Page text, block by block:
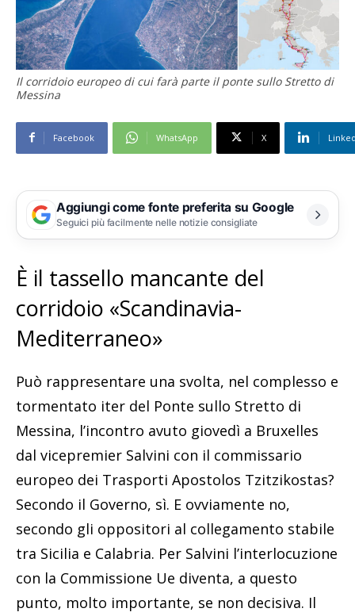
Il corridoio europeo di cui farà parte il ponte sullo Stretto di
Messina
Facebook WhatsApp X
Aggiungi come fonte preferita su Google
Seguici più facilmente nelle notizie consigliate
È il tassello mancante del
corridoio «Scandinavia-
Mediterraneo»
Può rappresentare una svolta, nel complesso e
tormentato iter del Ponte sullo Stretto di
Messina, l’incontro avuto giovedì a Bruxelles
dal vicepremier Salvini con il commissario
europeo dei Trasporti Apostolos Tzitzikostas?
Secondo il Governo, sì. E ovviamente no,
secondo gli oppositori al collegamento stabile
tra Sicilia e Calabria. Per Salvini l’interlocuzione
con la Commissione Ue diventa, a questo
punto, molto importante, se non decisiva. Il